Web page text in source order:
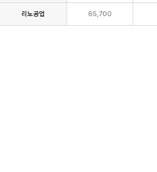
리노공업 65,700